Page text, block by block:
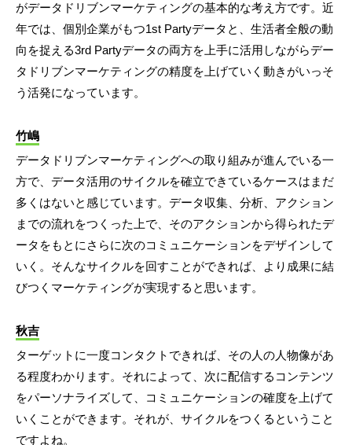
がデータドリブンマーケティングの基本的な考え方です。近
年では、個別企業がもつ1st Partyデータと、生活者全般の動
向を捉える3rd Partyデータの両方を上手に活用しながらデー
タドリブンマーケティングの精度を上げていく動きがいっそ
う活発になっています。
竹嶋
データドリブンマーケティングへの取り組みが進んでいる一
方で、データ活用のサイクルを確立できているケースはまだ
多くはないと感じています。データ収集、分析、アクション
までの流れをつくった上で、そのアクションから得られたデ
ータをもとにさらに次のコミュニケーションをデザインして
いく。そんなサイクルを回すことができれば、より成果に結
びつくマーケティングが実現すると思います。
秋吉
ターゲットに一度コンタクトできれば、その人の人物像があ
る程度わかります。それによって、次に配信するコンテンツ
をパーソナライズして、コミュニケーションの確度を上げて
いくことができます。それが、サイクルをつくるということ
ですよね。